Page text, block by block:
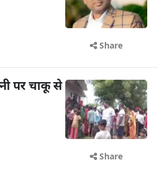
Share
पर चाकू से
Share